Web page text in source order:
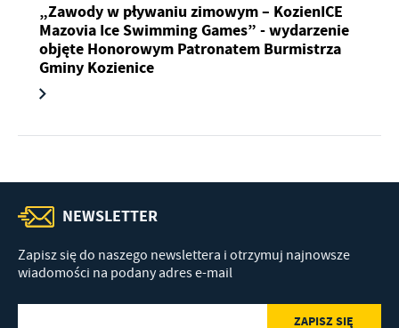
„Zawody w pływaniu zimowym – KozienICE
Mazovia Ice Swimming Games” - wydarzenie
objęte Honorowym Patronatem Burmistrza
Gminy Kozienice
NEWSLETTER
Zapisz się do naszego newslettera i otrzymuj najnowsze
wiadomości na podany adres e-mail